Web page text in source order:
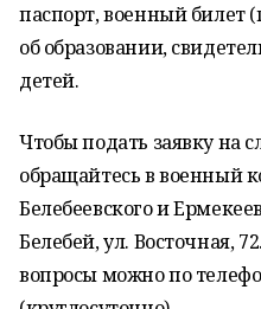
паспорт, военный билет
об образовании,
детей.
Чтобы подать заявку на
обращайтесь в военный
Белебеевского и
Белебей, ул. Восточная,
вопросы можно по